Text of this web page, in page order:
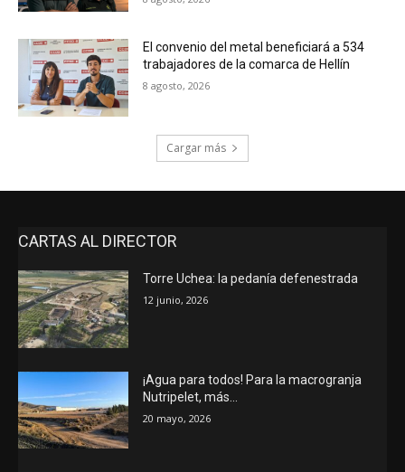
El convenio del metal beneficiará a 534
trabajadores de la comarca de Hellín
8 agosto, 2026
Cargar más
CARTAS AL DIRECTOR
Torre Uchea: la pedanía defenestrada
12 junio, 2026
¡Agua para todos! Para la macrogranja
Nutripelet, más…
20 mayo, 2026